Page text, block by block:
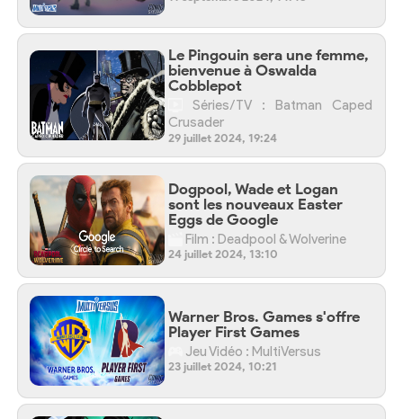
Le Pingouin sera une femme,
bienvenue à Oswalda
Cobblepot
Séries/TV : Batman Caped
Crusader
29 juillet 2024, 19:24
Dogpool, Wade et Logan
sont les nouveaux Easter
Eggs de Google
Film : Deadpool & Wolverine
24 juillet 2024, 13:10
Warner Bros. Games s'offre
Player First Games
Jeu Vidéo : MultiVersus
23 juillet 2024, 10:21